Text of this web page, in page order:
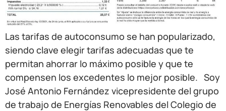
Las tarifas de autoconsumo se han popularizado,
siendo clave elegir tarifas adecuadas que te
permitan ahorrar lo máximo posible y que te
compensen los excedentes lo mejor posible. Soy
José Antonio Fernández vicepresidente del grupo
de trabajo de Energías Renovables del Colegio de